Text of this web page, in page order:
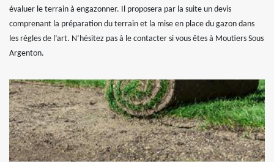
évaluer le terrain à engazonner. Il proposera par la suite un devis
comprenant la préparation du terrain et la mise en place du gazon dans
les règles de l’art. N’hésitez pas à le contacter si vous êtes à Moutiers Sous
Argenton.